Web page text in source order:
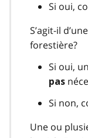
Si oui,
S’agit-il
forestière?
Si oui, un
pas
Si non,
Une ou